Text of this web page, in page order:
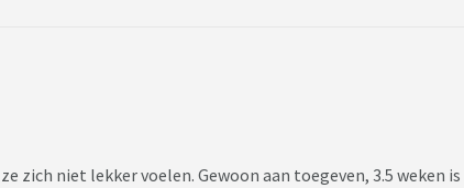
zich niet lekker voelen. Gewoon aan toegeven, 3.5 weken is